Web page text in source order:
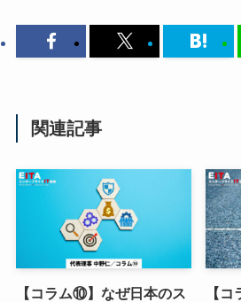
関連記事
【コラム⑩】なぜ日本のス
【